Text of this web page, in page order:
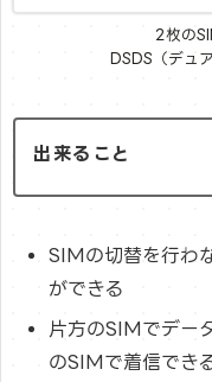
2枚の
DSDS（デュ
出来ること
SIMの切替を行わ
ができる
片方のSIMでデー
のSIMで着信でき